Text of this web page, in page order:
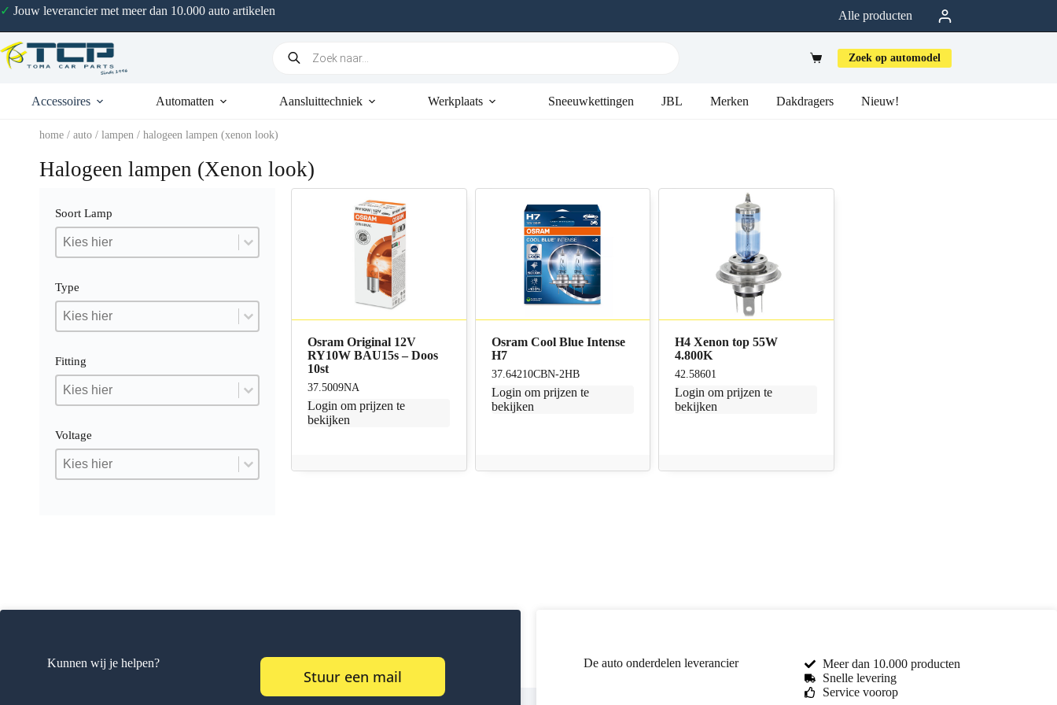
✓ Jouw leverancier met meer dan 10.000 auto artikelen Alle producten
Zoek op automodel
Accessoires Automatten Aansluittechniek Werkplaats Sneeuwkettingen JBL Merken Dakdragers Nieuw!
home / auto / lampen / halogeen lampen (xenon look)
Halogeen lampen (Xenon look)
Soort Lamp
Soort Lamp
Soort Lamp
Soort Lamp
Type
Type
Type
Type
Fitting
Fitting
Fitting
Fitting
Voltage
Voltage
Voltage
Voltage
Osram Original 12V
RY10W BAU15s – Doos
10st
37.5009NA
Login om prijzen te
bekijken
Osram Cool Blue Intense
H7
37.64210CBN-2HB
Login om prijzen te
bekijken
H4 Xenon top 55W
4.800K
42.58601
Login om prijzen te
bekijken
Kunnen wij je helpen?
Stuur een mail
De auto onderdelen leverancier
Meer dan 10.000 producten
Snelle levering
Service voorop